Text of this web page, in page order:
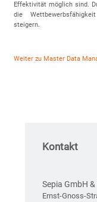
Effektivität möglich sind.
die
steigern.
Weiter zu Master Data
Kontakt
Sepia GmbH &
Ernst-Gnoss-